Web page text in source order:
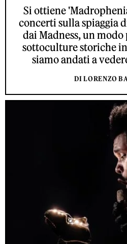
Si ottiene
concerti sulla spiaggia
dai Madness, un
sottoculture storiche
siamo andati a
DI LORENZO